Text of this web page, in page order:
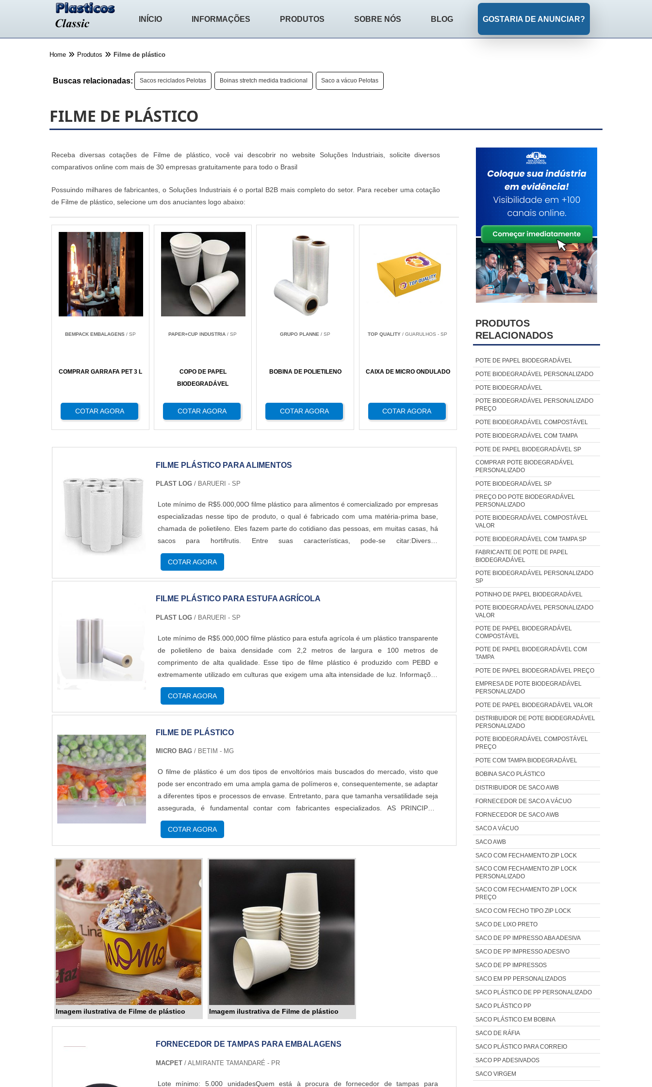
INÍCIO INFORMAÇÕES PRODUTOS SOBRE NÓS BLOG GOSTARIA DE ANUNCIAR?
Home Produtos Filme de plástico
Buscas relacionadas: Sacos reciclados Pelotas Boinas stretch medida tradicional Saco a vácuo Pelotas
FILME DE PLÁSTICO
Receba diversas cotações de Filme de plástico, você vai descobrir no website Soluções Industriais, solicite diversos
comparativos online com mais de 30 empresas gratuitamente para todo o Brasil
Possuindo milhares de fabricantes, o Soluções Industriais é o portal B2B mais completo do setor. Para receber uma cotação
de Filme de plástico, selecione um dos anuciantes logo abaixo:
BEMPACK EMBALAGENS/ SP
COMPRAR GARRAFA PET 3 L
COTAR AGORA
PAPER+CUP INDUSTRIA / SP
COPO DE PAPEL
BIODEGRADÁVEL
COTAR AGORA
GRUPO PLANNE / SP
BOBINA DE POLIETILENO
COTAR AGORA
TOP QUALITY / GUARULHOS - SP
CAIXA DE MICRO ONDULADO
COTAR AGORA
FILME PLÁSTICO PARA ALIMENTOS
PLAST LOG / BARUERI - SP
Lote mínimo de R$5.000,00O filme plástico para alimentos é comercializado por empresas
especializadas nesse tipo de produto, o qual é fabricado com uma matéria-prima base,
chamada de polietileno. Eles fazem parte do cotidiano das pessoas, em muitas casas, há
sacos para hortifrutis. Entre suas características, pode-se citar:Diversos
tamanhos;Algumas cores;Reciclável.O PRODUTO GARANTE ALTA VERSATILIDADEO
produto apresenta grande versatili...
COTAR AGORA
FILME PLÁSTICO PARA ESTUFA AGRÍCOLA
PLAST LOG / BARUERI - SP
Lote mínimo de R$5.000,00O filme plástico para estufa agrícola é um plástico transparente
de polietileno de baixa densidade com 2,2 metros de largura e 100 metros de
comprimento de alta qualidade. Esse tipo de filme plástico é produzido com PEBD e
extremamente utilizado em culturas que exigem uma alta intensidade de luz. Informações
fundamentais desse produtoFilme agrícola convencional de excelente qualidade e
durabilidade. Produzido no...
COTAR AGORA
FILME DE PLÁSTICO
MICRO BAG / BETIM - MG
O filme de plástico é um dos tipos de envoltórios mais buscados do mercado, visto que
pode ser encontrado em uma ampla gama de polímeros e, consequentemente, se adaptar
a diferentes tipos e processos de envase. Entretanto, para que tamanha versatilidade seja
assegurada, é fundamental contar com fabricantes especializados. AS PRINCIPAIS
CARACTERÍSTICAS DO PRODUTOLíder no mercado, a Micro Bag possui máquinas de
última geração e softwares ...
COTAR AGORA
Imagem ilustrativa de Filme de plástico Imagem ilustrativa de Filme de plástico
FORNECEDOR DE TAMPAS PARA EMBALAGENS
MACPET/ ALMIRANTE TAMANDARÉ - PR
Lote mínimo: 5.000 unidadesQuem está à procura de fornecedor de tampas para
PRODUTOS
RELACIONADOS
POTE DE PAPEL BIODEGRADÁVEL
POTE BIODEGRADÁVEL PERSONALIZADO
POTE BIODEGRADÁVEL
POTE BIODEGRADÁVEL PERSONALIZADO
PREÇO
POTE BIODEGRADÁVEL COMPOSTÁVEL
POTE BIODEGRADÁVEL COM TAMPA
POTE DE PAPEL BIODEGRADÁVEL SP
COMPRAR POTE BIODEGRADÁVEL
PERSONALIZADO
POTE BIODEGRADÁVEL SP
PREÇO DO POTE BIODEGRADÁVEL
PERSONALIZADO
POTE BIODEGRADÁVEL COMPOSTÁVEL
VALOR
POTE BIODEGRADÁVEL COM TAMPA SP
FABRICANTE DE POTE DE PAPEL
BIODEGRADÁVEL
POTE BIODEGRADÁVEL PERSONALIZADO
SP
POTINHO DE PAPEL BIODEGRADÁVEL
POTE BIODEGRADÁVEL PERSONALIZADO
VALOR
POTE DE PAPEL BIODEGRADÁVEL
COMPOSTÁVEL
POTE DE PAPEL BIODEGRADÁVEL COM
TAMPA
POTE DE PAPEL BIODEGRADÁVEL PREÇO
EMPRESA DE POTE BIODEGRADÁVEL
PERSONALIZADO
POTE DE PAPEL BIODEGRADÁVEL VALOR
DISTRIBUIDOR DE POTE BIODEGRADÁVEL
PERSONALIZADO
POTE BIODEGRADÁVEL COMPOSTÁVEL
PREÇO
POTE COM TAMPA BIODEGRADÁVEL
BOBINA SACO PLÁSTICO
DISTRIBUIDOR DE SACO AWB
FORNECEDOR DE SACO A VÁCUO
FORNECEDOR DE SACO AWB
SACO A VÁCUO
SACO AWB
SACO COM FECHAMENTO ZIP LOCK
SACO COM FECHAMENTO ZIP LOCK
PERSONALIZADO
SACO COM FECHAMENTO ZIP LOCK
PREÇO
SACO COM FECHO TIPO ZIP LOCK
SACO DE LIXO PRETO
SACO DE PP IMPRESSO ABA ADESIVA
SACO DE PP IMPRESSO ADESIVO
SACO DE PP IMPRESSOS
SACO EM PP PERSONALIZADOS
SACO PLÁSTICO DE PP PERSONALIZADO
SACO PLÁSTICO PP
SACO PLÁSTICO EM BOBINA
SACO DE RÁFIA
SACO PLÁSTICO PARA CORREIO
SACO PP ADESIVADOS
SACO VIRGEM